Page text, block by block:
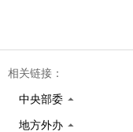
相关链接：
中央部委
地方外办